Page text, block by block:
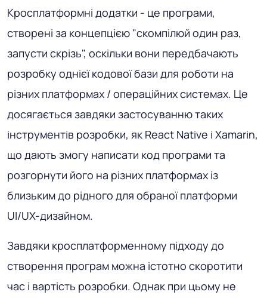
Кросплатформні додатки - це програми,
створені за концепцією "скомпілюй один раз,
запусти скрізь", оскільки вони передбачають
розробку однієї кодової бази для роботи на
різних платформах / операційних системах. Це
досягається завдяки застосуванню таких
інструментів розробки, як React Native і Xamarin,
що дають змогу написати код програми та
розгорнути його на різних платформах із
близьким до рідного для обраної платформи
UI/UX-дизайном.
Завдяки кросплатформенному підходу до
створення програм можна істотно скоротити
час і вартість розробки. Однак при цьому не